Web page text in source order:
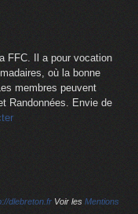
FFC. Il a pour vocation
où la bonne
membres peuvent
Randonnées. Envie de
dlebreton.fr Voir les Mentions